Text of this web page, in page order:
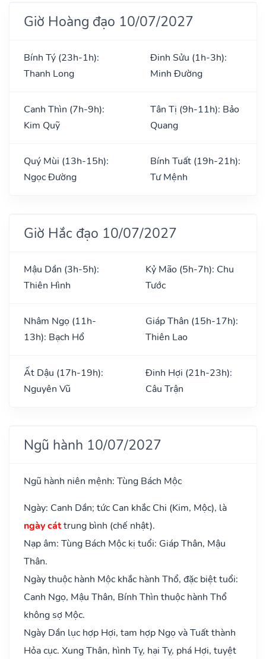
Giờ Hoàng đạo 10/07/2027
Bính Tý (23h-1h):
Thanh Long
Đinh Sửu (1h-3h):
Minh Đường
Canh Thìn (7h-9h):
Kim Quỹ
Tân Tị (9h-11h): Bảo
Quang
Quý Mùi (13h-15h):
Ngọc Đường
Bính Tuất (19h-21h):
Tư Mệnh
Giờ Hắc đạo 10/07/2027
Mậu Dần (3h-5h):
Thiên Hình
Kỷ Mão (5h-7h): Chu
Tước
Nhâm Ngọ (11h-
13h): Bạch Hổ
Giáp Thân (15h-17h):
Thiên Lao
Ất Dậu (17h-19h):
Nguyên Vũ
Đinh Hợi (21h-23h):
Câu Trận
Ngũ hành 10/07/2027
Ngũ hành niên mệnh: Tùng Bách Mộc
Ngày: Canh Dần; tức Can khắc Chi (Kim, Mộc), là
ngày cáttrung bình (chế nhật).
Nạp âm: Tùng Bách Mộc kị tuổi: Giáp Thân, Mậu
Thân.
Ngày thuộc hành Mộc khắc hành Thổ, đặc biệt tuổi:
Canh Ngọ, Mậu Thân, Bính Thìn thuộc hành Thổ
không sợ Mộc.
Ngày Dần lục hợp Hợi, tam hợp Ngọ và Tuất thành
Hỏa cục. Xung Thân, hình Tỵ, hại Tỵ, phá Hợi, tuyệt